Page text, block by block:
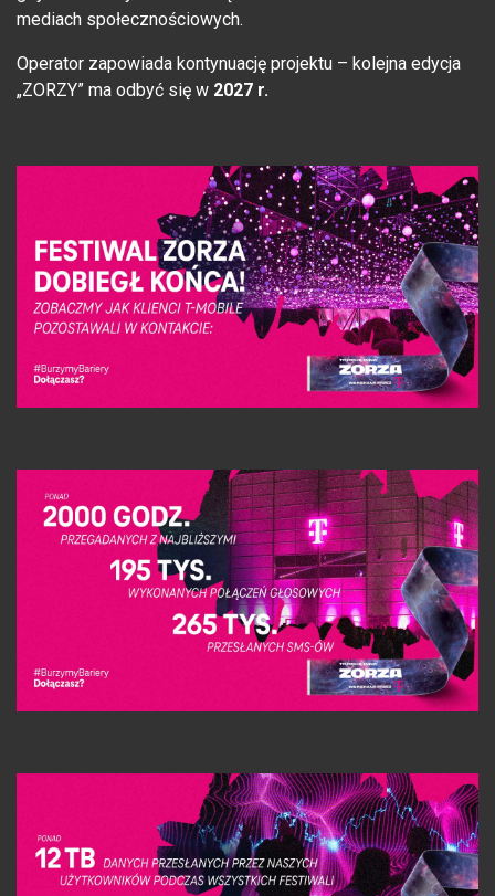
mediach społecznościowych.
Operator zapowiada kontynuację projektu – kolejna edycja
„ZORZY” ma odbyć się w 2027 r.